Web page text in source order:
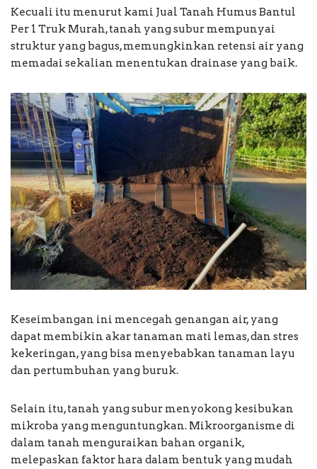
Kecuali itu menurut kami Jual Tanah Humus Bantul
Per 1 Truk Murah, tanah yang subur mempunyai
struktur yang bagus, memungkinkan retensi air yang
memadai sekalian menentukan drainase yang baik.
Keseimbangan ini mencegah genangan air, yang
dapat membikin akar tanaman mati lemas, dan stres
kekeringan, yang bisa menyebabkan tanaman layu
dan pertumbuhan yang buruk.
Selain itu, tanah yang subur menyokong kesibukan
mikroba yang menguntungkan. Mikroorganisme di
dalam tanah menguraikan bahan organik,
melepaskan faktor hara dalam bentuk yang mudah